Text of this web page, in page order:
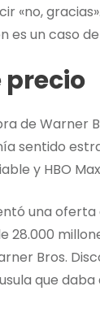
«no,
es un caso
precio
de Warner
sentido
y HBO
una oferta
28.000
Bros.
que